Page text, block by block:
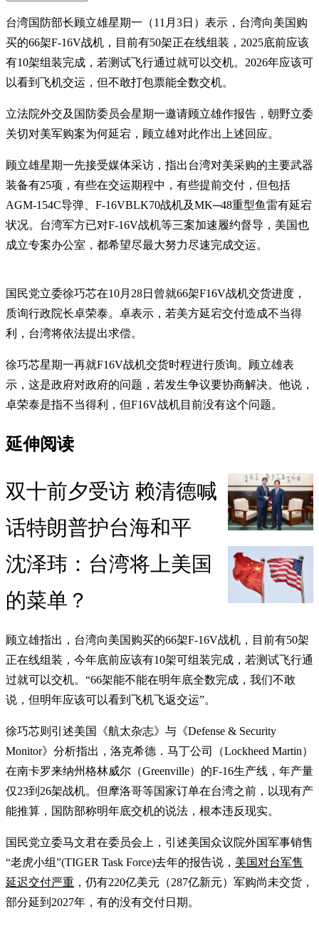
台湾国防部长顾立雄星期一（11月3日）表示，台湾向美国购
买的66架F-16V战机，目前有50架正在线组装，2025底前应该
有10架组装完成，若测试飞行通过就可以交机。2026年应该可
以看到飞机交运，但不敢打包票能全数交机。
立法院外交及国防委员会星期一邀请顾立雄作报告，朝野立委
关切对美军购案为何延宕，顾立雄对此作出上述回应。
顾立雄星期一先接受媒体采访，指出台湾对美采购的主要武器
装备有25项，有些在交运期程中，有些提前交付，但包括
AGM-154C导弹、F-16VBLK70战机及MK─48重型鱼雷有延宕
状况。台湾军方已对F-16V战机等三案加速履约督导，美国也
成立专案办公室，都希望尽最大努力尽速完成交运。
国民党立委徐巧芯在10月28日曾就66架F16V战机交货进度，
质询行政院长卓荣泰。卓表示，若美方延宕交付造成不当得
利，台湾将依法提出求偿。
徐巧芯星期一再就F16V战机交货时程进行质询。顾立雄表
示，这是政府对政府的问题，若发生争议要协商解决。他说，
卓荣泰是指不当得利，但F16V战机目前没有这个问题。
延伸阅读
双十前夕受访 赖清德喊
话特朗普护台海和平
沈泽玮：台湾将上美国
的菜单？
顾立雄指出，台湾向美国购买的66架F-16V战机，目前有50架
正在线组装，今年底前应该有10架可组装完成，若测试飞行通
过就可以交机。“66架能不能在明年底全数完成，我们不敢
说，但明年应该可以看到飞机飞返交运”。
徐巧芯则引述美国《航太杂志》与《Defense & Security
Monitor》分析指出，洛克希德．马丁公司（Lockheed Martin）
在南卡罗来纳州格林威尔（Greenville）的F-16生产线，年产量
仅23到26架战机。但摩洛哥等国家订单在台湾之前，以现有产
能推算，国防部称明年底交机的说法，根本违反现实。
国民党立委马文君在委员会上，引述美国众议院外国军事销售
“老虎小组”(TIGER Task Force)去年的报告说， 美国对台军售
延迟交付严重 ，仍有220亿美元（287亿新元）军购尚未交货，
部分延到2027年，有的没有交付日期。